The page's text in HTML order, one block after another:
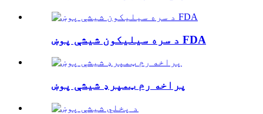
د سره سیلیکون شیشې پوښ FDA
پراخه رم ټمپرډ شیشې پوښ